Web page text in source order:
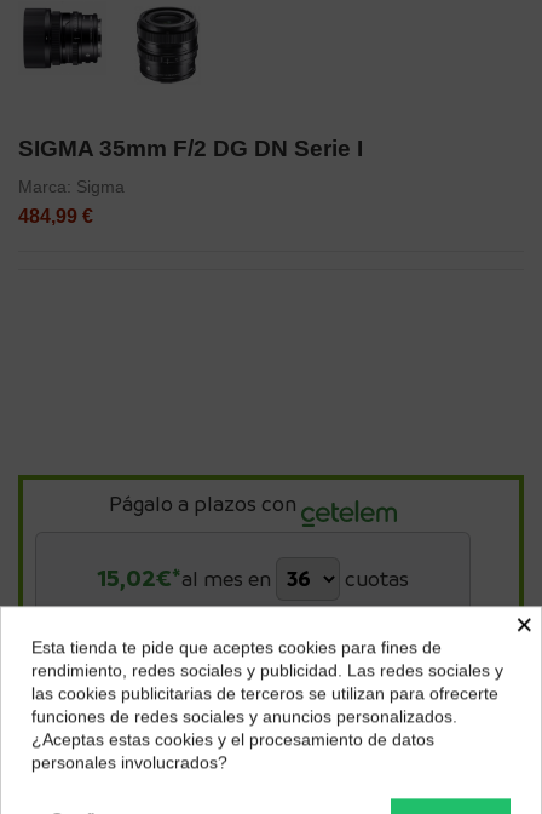
SIGMA 35mm F/2 DG DN Serie I
Marca: Sigma
484,99 €
Págalo a plazos con
15,02€*al mes en cuotas
*Importe a financiar Importe total adeudado 540,76 €
TIN0,00 %/ TAE7,45 %/Ver más
Descripción
¿Dónde deseas recibir tu pedido?
Selecciona tu ubicación para mostrarte los precios e
impuestos correctos para tu región.
×
Esta tienda te pide que aceptes cookies para fines de
rendimiento, redes sociales y publicidad. Las redes sociales y
las cookies publicitarias de terceros se utilizan para ofrecerte
funciones de redes sociales y anuncios personalizados.
¿Aceptas estas cookies y el procesamiento de datos
personales involucrados?